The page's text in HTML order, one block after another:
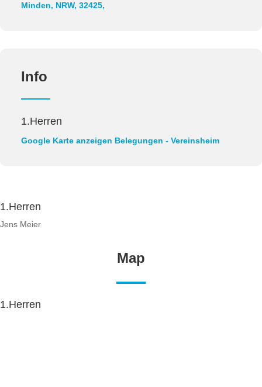
Minden, NRW, 32425,
Info
1.Herren
Google Karte anzeigen Belegungen - Vereinsheim
1.Herren
Jens Meier
Map
1.Herren